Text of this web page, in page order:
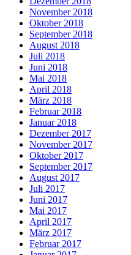
November 2018
Oktober 2018
September 2018
August 2018
Juli 2018
Juni 2018
Mai 2018
April 2018
März 2018
Februar 2018
Januar 2018
Dezember 2017
November 2017
Oktober 2017
September 2017
August 2017
Juli 2017
Juni 2017
Mai 2017
April 2017
März 2017
Februar 2017